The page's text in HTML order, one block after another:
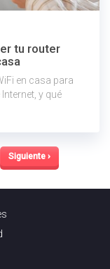
tu router
en casa para
y qué
Siguiente ›